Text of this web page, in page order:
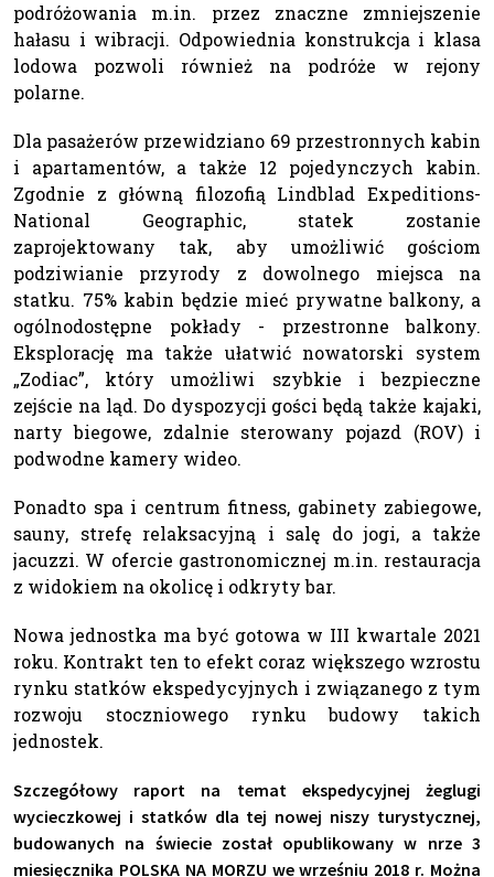
podróżowania m.in. przez znaczne zmniejszenie
hałasu i wibracji. Odpowiednia konstrukcja i klasa
lodowa pozwoli również na podróże w rejony
polarne.
Dla pasażerów przewidziano 69 przestronnych kabin
i apartamentów, a także 12 pojedynczych kabin.
Zgodnie z główną filozofią Lindblad Expeditions-
National Geographic, statek zostanie
zaprojektowany tak, aby umożliwić gościom
podziwianie przyrody z dowolnego miejsca na
statku. 75% kabin będzie mieć prywatne balkony, a
ogólnodostępne pokłady - przestronne balkony.
Eksplorację ma także ułatwić nowatorski system
„Zodiac”, który umożliwi szybkie i bezpieczne
zejście na ląd. Do dyspozycji gości będą także kajaki,
narty biegowe, zdalnie sterowany pojazd (ROV) i
podwodne kamery wideo.
Ponadto spa i centrum fitness, gabinety zabiegowe,
sauny, strefę relaksacyjną i salę do jogi, a także
jacuzzi. W ofercie gastronomicznej m.in. restauracja
z widokiem na okolicę i odkryty bar.
Nowa jednostka ma być gotowa w III kwartale 2021
roku. Kontrakt ten to efekt coraz większego wzrostu
rynku statków ekspedycyjnych i związanego z tym
rozwoju stoczniowego rynku budowy takich
jednostek.
Szczegółowy raport na temat ekspedycyjnej żeglugi
wycieczkowej i statków dla tej nowej niszy turystycznej,
budowanych na świecie został opublikowany w nrze 3
miesięcznika POLSKA NA MORZU we wrześniu 2018 r. Można